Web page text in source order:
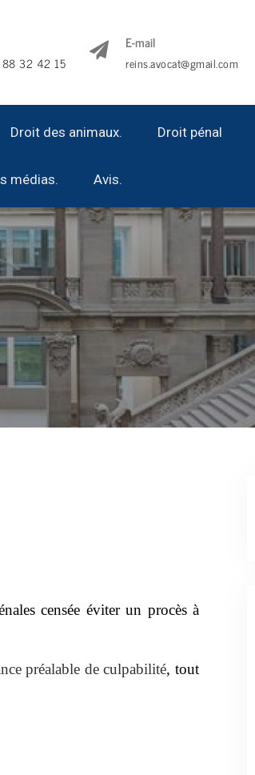
32 42 15
E-mail
reins.avocat@gmail.com
Droit des animaux. Droit pénal
médias. Avis.
censée éviter un procès à
préalable de culpabilité, tout